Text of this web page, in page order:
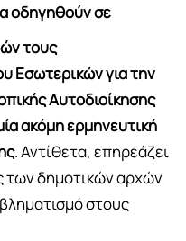
οδηγηθούν σε
τους
Εσωτερικών για την
Αυτοδιοίκησης
ακόμη ερμηνευτική
. Αντίθετα, επηρεάζει
των δημοτικών αρχών
στους